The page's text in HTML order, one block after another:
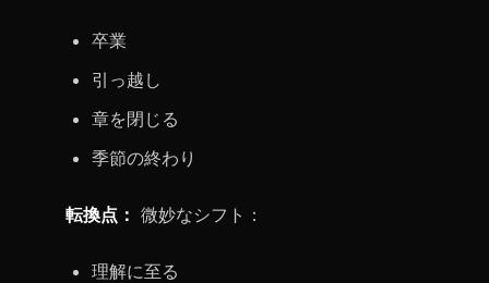
卒業
引っ越し
章を閉じる
季節の終わり
転換点： 微妙なシフト：
理解に至る